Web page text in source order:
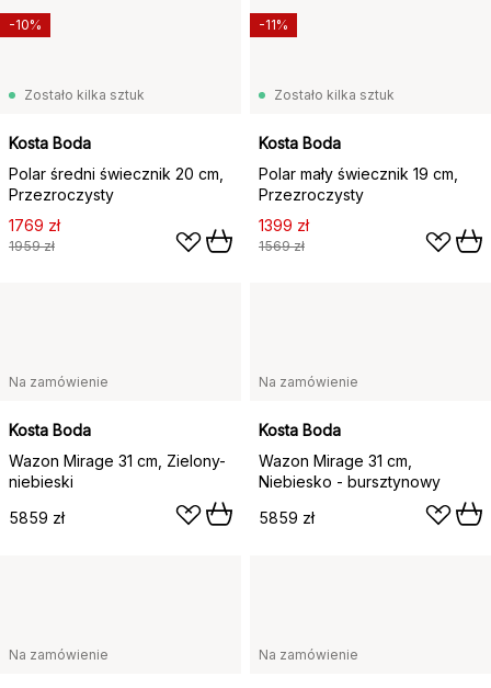
Zostało kilka sztuk
Kosta Boda
Polar średni świecznik 20 cm,
Przezroczysty
1769 zł
1959 zł
-10%
Zostało kilka sztuk
Kosta Boda
Polar mały świecznik 19 cm,
Przezroczysty
1399 zł
1569 zł
-11%
Na zamówienie
Kosta Boda
Wazon Mirage 31 cm, Zielony-
niebieski
5859 zł
Na zamówienie
Kosta Boda
Wazon Mirage 31 cm,
Niebiesko - bursztynowy
5859 zł
Na zamówienie Na zamówienie